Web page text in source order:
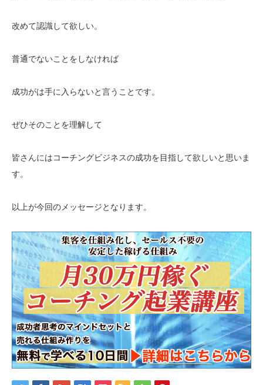
改めて認識して欲しい。
普通でないことをしなければ
成功がは手に入らないと言うことです。
ぜひそのことを理解して
皆さんにはコーチングビジネスの成功を目指して欲しいと思いま
す。
以上が今回のメッセージとなります。